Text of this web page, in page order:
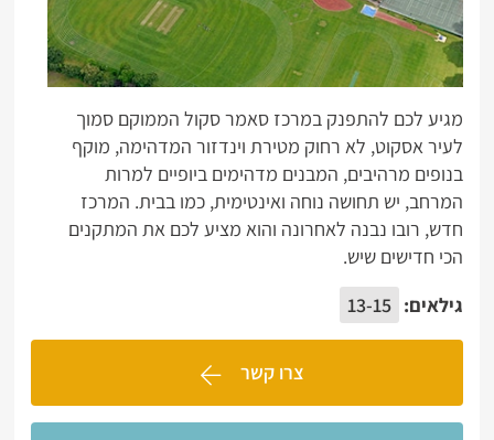
צרו קשר
מגיע לכם להתפנק במרכז סאמר סקול הממוקם סמוך
לעיר אסקוט, לא רחוק מטירת וינדזור המדהימה, מוקף
בנופים מרהיבים, המבנים מדהימים ביופיים למרות
המרחב, יש תחושה נוחה ואינטימית, כמו בבית. המרכז
חדש, רובו נבנה לאחרונה והוא מציע לכם את המתקנים
הכי חדישים שיש.
גילאים: 13-15